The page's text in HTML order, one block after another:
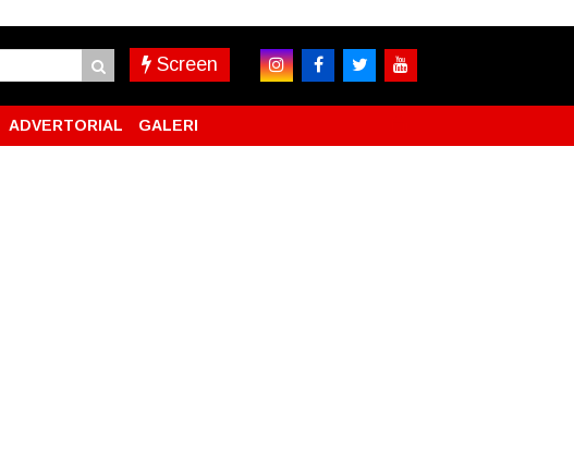
Screen
ADVERTORIAL GALERI